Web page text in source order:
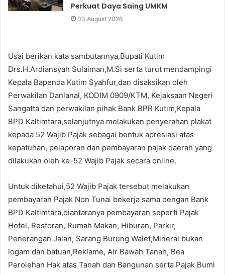
Perkuat Daya Saing UMKM
03 August 2026
Usai berikan kata sambutannya,Bupati Kutim
Drs.H.Ardiansyah Sulaiman,M.Si serta turut mendampingi
Kepala Bapenda Kutim Syahfur,dan disaksikan oleh
Perwakilan Danlanal, KODIM 0909/KTM, Kejaksaan Negeri
Sangatta dan perwakilan pihak Bank BPR Kutim,Kepala
BPD Kaltimtara,selanjutnya melakukan penyerahan plakat
kepada 52 Wajib Pajak sebagai bentuk apresiasi atas
kepatuhan, pelaporan dan pembayaran pajak daerah yang
dilakukan oleh ke-52 Wajib Pajak secara online.
Untuk diketahui,52 Wajib Pajak tersebut melakukan
pembayaran Pajak Non Tunai bekerja sama dengan Bank
BPD Kaltimtara,diantaranya pembayaran seperti Pajak
Hotel, Restoran, Rumah Makan, Hiburan, Parkir,
Penerangan Jalan, Sarang Burung Walet,Mineral bukan
logam dan batuan,Reklame, Air Bawah Tanah, Bea
Perolehan Hak atas Tanah dan Bangunan serta Pajak Bumi